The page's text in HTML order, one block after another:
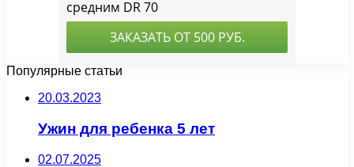
Популярные статьи
20.03.2023
Ужин для ребенка 5 лет
02.07.2025